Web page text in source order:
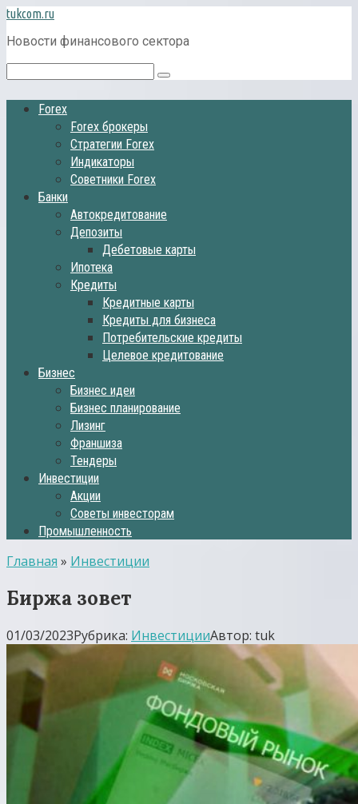
Перейти
к
контенту
tukcom.ru
Новости финансового сектора
Поиск:
Forex
Forex брокеры
Стратегии Forex
Индикаторы
Советники Forex
Банки
Автокредитование
Депозиты
Дебетовые карты
Ипотека
Кредиты
Кредитные карты
Кредиты для бизнеса
Потребительские кредиты
Целевое кредитование
Бизнес
Бизнес идеи
Бизнес планирование
Лизинг
Франшиза
Тендеры
Инвестиции
Акции
Советы инвесторам
Промышленность
Главная » Инвестиции
Биржа зовет
01/03/2023Рубрика: ИнвестицииАвтор: tuk